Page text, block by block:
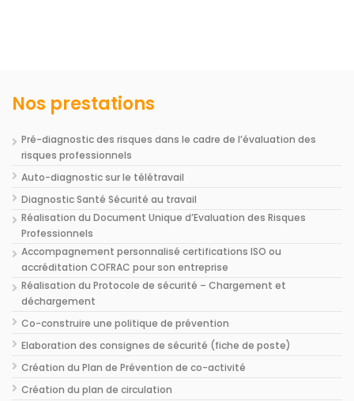
Nos prestations
Pré-diagnostic des risques dans le cadre de l’évaluation des
risques professionnels
Auto-diagnostic sur le télétravail
Diagnostic Santé Sécurité au travail
Réalisation du Document Unique d’Evaluation des Risques
Professionnels
Accompagnement personnalisé certifications ISO ou
accréditation COFRAC pour son entreprise
Réalisation du Protocole de sécurité – Chargement et
déchargement
Co-construire une politique de prévention
Elaboration des consignes de sécurité (fiche de poste)
Création du Plan de Prévention de co-activité
Création du plan de circulation